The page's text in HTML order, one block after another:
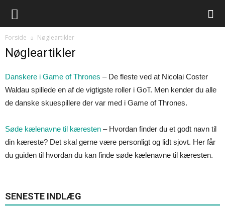
Forside Nøgleartikler
Nøgleartikler
Danskere i Game of Thrones – De fleste ved at Nicolai Coster
Waldau spillede en af de vigtigste roller i GoT. Men kender du alle
de danske skuespillere der var med i Game of Thrones.
Søde kælenavne til kæresten – Hvordan finder du et godt navn til
din kæreste? Det skal gerne være personligt og lidt sjovt. Her får
du guiden til hvordan du kan finde søde kælenavne til kæresten.
SENESTE INDLÆG